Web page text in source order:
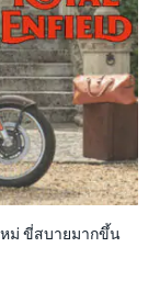
ม่ ขี่สบายมากขึ้น